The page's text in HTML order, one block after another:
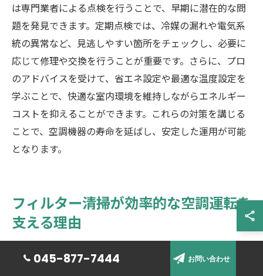
は専門業者による点検を行うことで、早期に潜在的な問
題を発見できます。定期点検では、冷媒の漏れや電気系
統の異常など、見逃しやすい箇所をチェックし、必要に
応じて修理や交換を行うことが重要です。さらに、プロ
のアドバイスを受けて、省エネ設定や最適な温度設定を
学ぶことで、快適な室内環境を維持しながらエネルギー
コストを抑えることができます。これらの対策を講じる
ことで、空調機器の寿命を延ばし、安定した運用が可能
となります。
フィルター清掃が効率的な空調運転を
支える理由
フィルター汚れが引き起こす問題点
045-877-7444 お問い合わせ